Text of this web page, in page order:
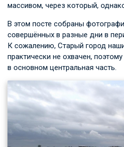
массивом, через который,
В этом посте собраны
совершённых в разные дни в
К сожалению, Старый город
практически не охвачен,
в основном центральная часть.